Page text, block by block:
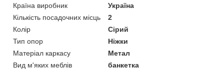
Країна виробник
Україна
Кількість посадочних місць
2
Колір
Сірий
Тип опор
Ніжки
Матеріал каркасу
Метал
Вид м'яких меблів
банкетка